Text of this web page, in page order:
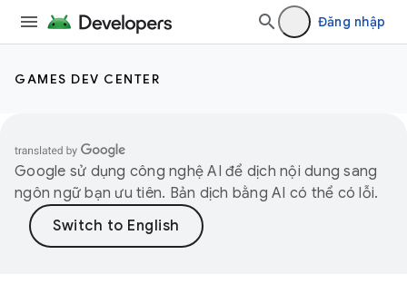
Đăng nhập
GAMES DEV CENTER
Google sử dụng công nghệ AI để dịch nội dung sang
ngôn ngữ bạn ưu tiên. Bản dịch bằng AI có thể có lỗi.